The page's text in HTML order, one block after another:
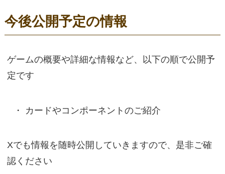
今後公開予定の情報
ゲームの概要や詳細な情報など、以下の順で公開予
定です
カードやコンポーネントのご紹介
Xでも情報を随時公開していきますので、是非ご確
認ください